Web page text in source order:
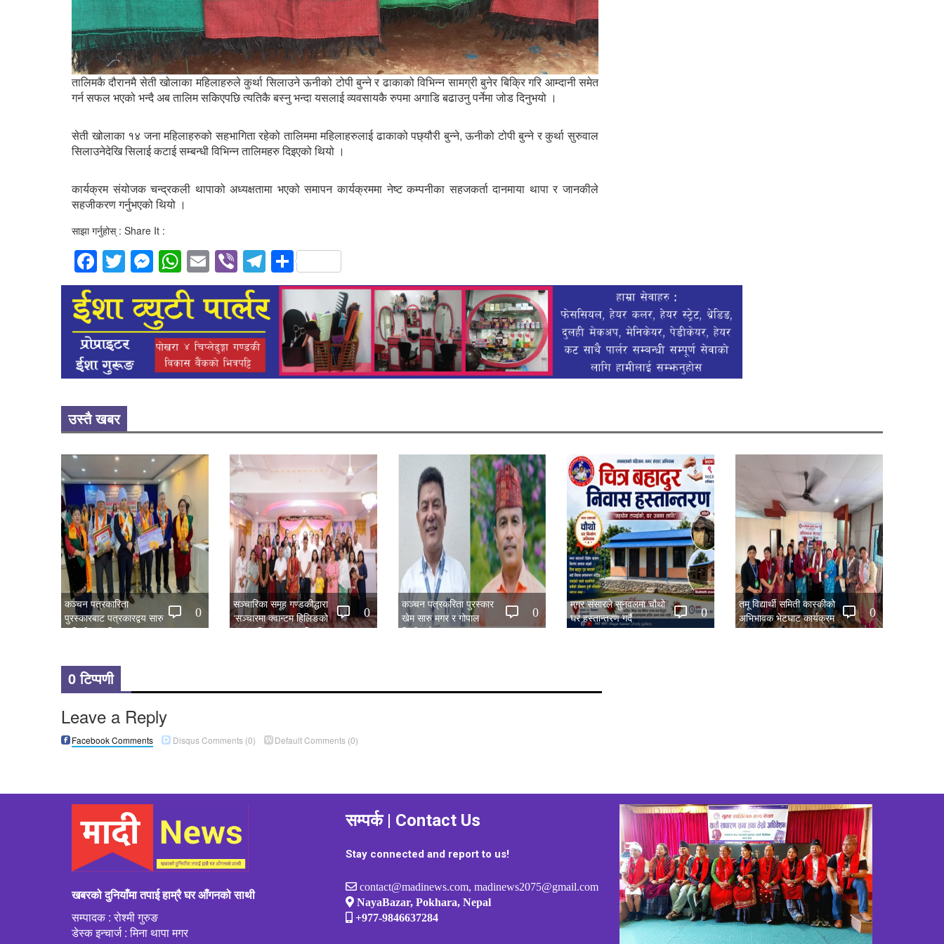
तालिमकै दौरानमै सेती खोलाका महिलाहरुले कुर्था सिलाउने ऊनीको टोपी बुन्ने र ढाकाको विभिन्न सामग्री बुनेर बिक्रि गरि आम्दानी समेत
गर्न सफल भएको भन्दै अब तालिम सकिएपछि त्यतिकै बस्नु भन्दा यसलाई व्यवसायकै रुपमा अगाडि बढाउनु पर्नेमा जोड दिनुभयो ।
सेती खोलाका १४ जना महिलाहरुको सहभागिता रहेको तालिममा महिलाहरुलाई ढाकाको पछ्यौरी बुन्ने, ऊनीको टोपी बुन्ने र कुर्था सुरुवाल
सिलाउनेदेखि सिलाई कटाई सम्बन्धी विभिन्न तालिमहरु दिइएको थियो ।
कार्यक्रम संयोजक चन्द्रकली थापाको अध्यक्षतामा भएको समापन कार्यक्रममा नेष्ट कम्पनीका सहजकर्ता दानमाया थापा र जानकीले
सहजीकरण गर्नुभएको थियो ।
साझा गर्नुहोस् : Share It :
Facebook
Twitter
Messenger
WhatsApp
EmailViberTelegram
Share
उस्तै खबर
0
कञ्चन पत्रकारिता
पुरस्कारबाट पत्रकारद्वय सारु
र जिटी सम्मानित
0
सञ्चारिका समूह गण्डकीद्धारा
‘सञ्चारमा क्वान्टम हिलिङको
महत्त्व’ विषयक अन्तरक्रिया सम्पन्न
0
कञ्चन पत्रकरिता पुरस्कार
खेम सारु मगर र गोपाल
जिटीलाई
0
मगर संसारले सुनवलमा चौथो
घर हस्तान्तरण गर्दै
0
तमू विद्यार्थी समिती कास्कीको
अभिभावक भेटघाट कार्यक्रम
सम्पन्न
0 टिप्पणी
Leave a Reply
Facebook Comments Disqus Comments(0) Default Comments (0)
खबरको दुनियाँमा तपाई हाम्रै घर आँगनको साथी
सम्पादक : रोश्मी गुरुङ
डेस्क इन्चार्ज : मिना थापा मगर
सम्पर्क | Contact Us
Stay connected and report to us!
contact@madinews.com, madinews2075@gmail.com
NayaBazar, Pokhara, Nepal
+977-9846637284